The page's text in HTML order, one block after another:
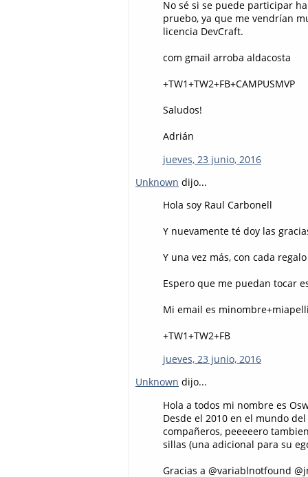
No sé si se puede participar
pruebo, ya que me vendrían
licencia DevCraft.
com gmail arroba aldacosta
+TW1+TW2+FB+CAMPUSMVP
Saludos!
Adrián
jueves, 23 junio, 2016
Unknown dijo...
Hola soy Raul Carbonell
Y nuevamente té doy las
Y una vez más, con cada
Espero que me puedan tocar
Mi email es
+TW1+TW2+FB
jueves, 23 junio, 2016
Unknown dijo...
Hola a todos mi nombre es
Desde el 2010 en el mundo
compañeros, peeeeero
sillas (una adicional para su
Gracias a @variablnotfound